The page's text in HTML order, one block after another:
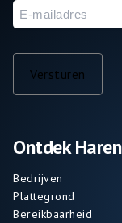
Ontdek Haren
Bedrijven
Plattegrond
Bereikbaarheid
E-
mailadres
Versturen